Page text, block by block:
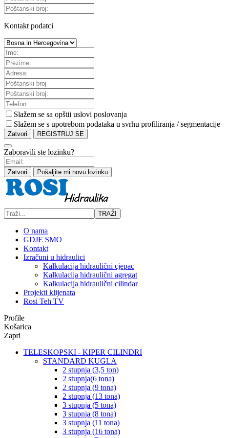
Kontakt podatci
Slažem se sa opštii uslovi poslovanja
Slažem se s upotrebom podataka u svrhu profiliranja / segmentacije
Zatvori REGISTRUJ SE
Zaboravili ste lozinku?
Zatvori Pošaljite mi novu lozinku
TRAŽI
O nama
GDJE SMO
Kontakt
Izračuni u hidraulici
Kalkulacija hidraulični cjepac
Kalkulacija hidraulični agregat
Kalkulacija hidraulični cilindar
Projekti klijenata
Rosi Teh TV
Profile
Košarica
Zapri
TELESKOPSKI - KIPER CILINDRI
STANDARD KUGLA
2 stupnja (3,5 ton)
2 stupnja(6 tona)
2 stupnja (9 tona)
2 stupnja (13 tona)
3 stupnja (5 tona)
3 stupnja (8 tona)
3 stupnja (11 tona)
3 stupnja (16 tona)